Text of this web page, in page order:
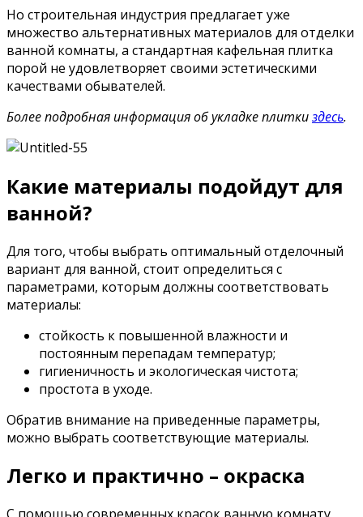
Но строительная индустрия предлагает уже
множество альтернативных материалов для отделки
ванной комнаты, а стандартная кафельная плитка
порой не удовлетворяет своими эстетическими
качествами обывателей.
Более подробная информация об укладке плиткиздесь.
Какие материалы подойдут для
ванной?
Для того, чтобы выбрать оптимальный отделочный
вариант для ванной, стоит определиться с
параметрами, которым должны соответствовать
материалы:
стойкость к повышенной влажности и
постоянным перепадам температур;
гигиеничность и экологическая чистота;
простота в уходе.
Обратив внимание на приведенные параметры,
можно выбрать соответствующие материалы.
Легко и практично – окраска